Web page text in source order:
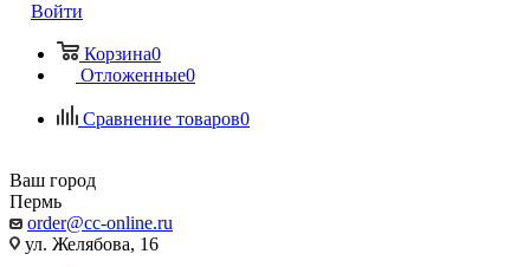
Войти
Корзина0
Отложенные0
Сравнение товаров0
Ваш город
Пермь
order@cc-online.ru
ул. Желябова, 16